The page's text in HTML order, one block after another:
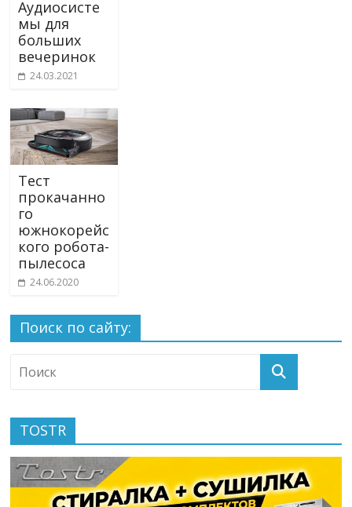
Аудиосисте
мы для
больших
вечеринок
24.03.2021
Тест
прокачанно
го
южнокорейс
кого робота-
пылесоса
24.06.2020
Поиск по сайту:
TOSTR